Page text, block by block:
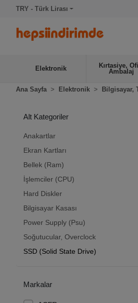
TRY - Türk Lirası
Elektronik
Kırtasiye,
Ambalaj
Ana Sayfa Elektronik Bilgisayar,
Alt Kategoriler
Anakartlar
Ekran Kartları
Bellek (Ram)
İşlemciler (CPU)
Hard Diskler
Bilgisayar Kasası
Power Supply (Psu)
Soğutucular, Overclock
SSD (Solid State Drive)
Markalar